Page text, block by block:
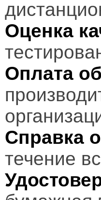
Оценка
Оплата
Справка
течение